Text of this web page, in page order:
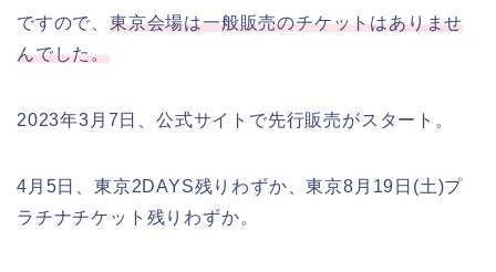
ですので、 東京会場は一般販売のチケットはありませ
んでした。
2023年3月7日、公式サイトで先行販売がスタート。
4月5日、東京2DAYS残りわずか、東京8月19日(土)プ
ラチナチケット残りわずか。